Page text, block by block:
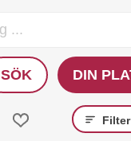
SÖK DIN
Filter